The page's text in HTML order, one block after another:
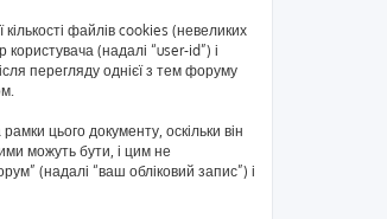
файлів cookies (невеликих
(надалі “user-id”) і
перегляду однієї з тем форуму
цього документу, оскільки він
можуть бути, і цим не
(надалі “ваш обліковий запис”) і